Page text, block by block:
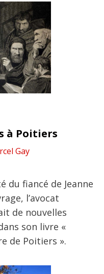
à Poitiers
Gay
du fiancé de Jeanne
l’avocat
de nouvelles
son livre «
de Poitiers ».